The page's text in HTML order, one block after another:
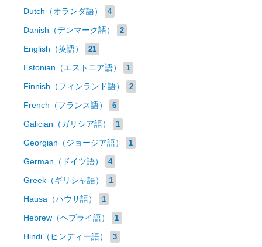
Dutch（オランダ語） 4
Danish（デンマーク語） 2
English（英語） 21
Estonian（エストニア語） 1
Finnish（フィンランド語） 2
French（フランス語） 6
Galician（ガリシア語） 1
Georgian（ジョージア語） 1
German（ドイツ語） 4
Greek（ギリシャ語） 1
Hausa（ハウサ語） 1
Hebrew（ヘブライ語） 1
Hindi（ヒンディー語） 3